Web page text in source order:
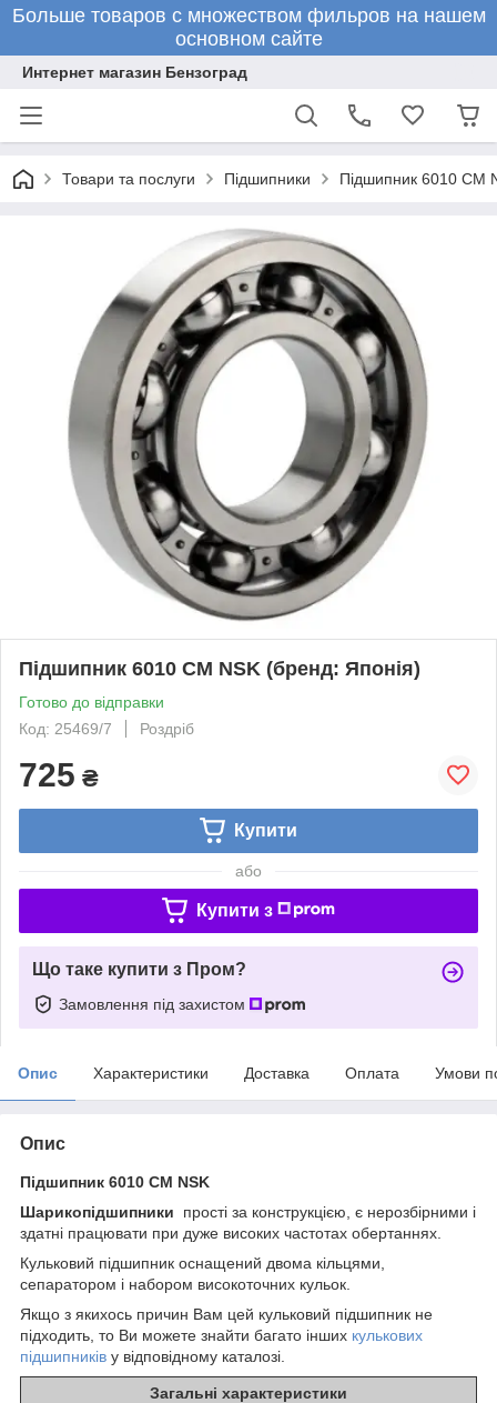
Больше товаров с множеством фильров на нашем
основном сайте
Интернет магазин Бензоград
Товари та послуги Підшипники Підшипник 6010 CM
Підшипник 6010 CM NSK (бренд: Японія)
Готово до відправки
Код: 25469/7
Роздріб
725 ₴
Купити
або
Купити з
Що таке купити з Пром?
Замовлення під захистом
Опис Характеристики Доставка Оплата Умови
Опис
Підшипник 6010 CM NSK
Шарикопідшипники прості за конструкцією, є нерозбірними і
здатні працювати при дуже високих частотах обертаннях.
Кульковий підшипник оснащений двома кільцями,
сепаратором і набором високоточних кульок.
Якщо з якихось причин Вам цей кульковий підшипник не
підходить, то Ви можете знайти багато інших кулькових
підшипників у відповідному каталозі.
Загальні характеристики